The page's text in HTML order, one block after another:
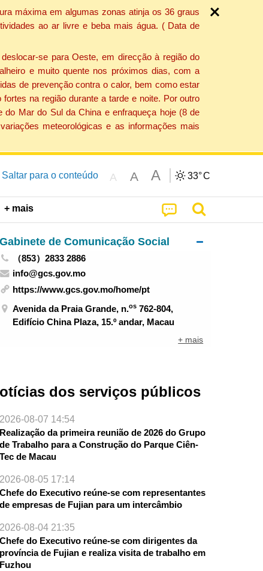
máxima em algumas zonas atinja os 36 graus
ao ar livre e beba mais água. ( Data de
se para Oeste, em direcção à região do
e muito quente nos próximos dias, com a
de prevenção contra o calor, bem como estar
na região durante a tarde e noite. Por outro
Mar do Sul da China e enfraqueça hoje (8 de
meteorológicas e as informações mais
Saltar para o conteúdo A A A 33°C
+ mais
Gabinete de Comunicação Social
（853）2833 2886
info@gcs.gov.mo
https://www.gcs.gov.mo/home/pt
Avenida da Praia Grande, n.os 762-804,
Edifício China Plaza, 15.º andar, Macau
+ mais
dos serviços públicos
2026-08-07 14:54
Realização da primeira reunião de 2026 do Grupo
de Trabalho para a Construção do Parque Ciên-
Tec de Macau
2026-08-05 17:14
Chefe do Executivo reúne-se com representantes
de empresas de Fujian para um intercâmbio
2026-08-04 21:35
Chefe do Executivo reúne-se com dirigentes da
província de Fujian e realiza visita de trabalho em
Fuzhou